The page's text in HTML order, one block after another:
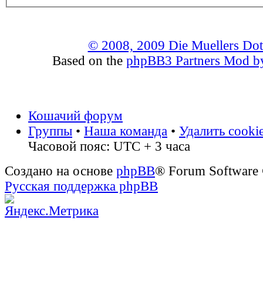
© 2008, 2009 Die Muellers
Based on the phpBB3 Partners Mod
Кошачий форум
Группы • Наша команда • Удалить
Часовой пояс: UTC + 3 часа
Создано на основе phpBB® Forum
Русская поддержка phpBB